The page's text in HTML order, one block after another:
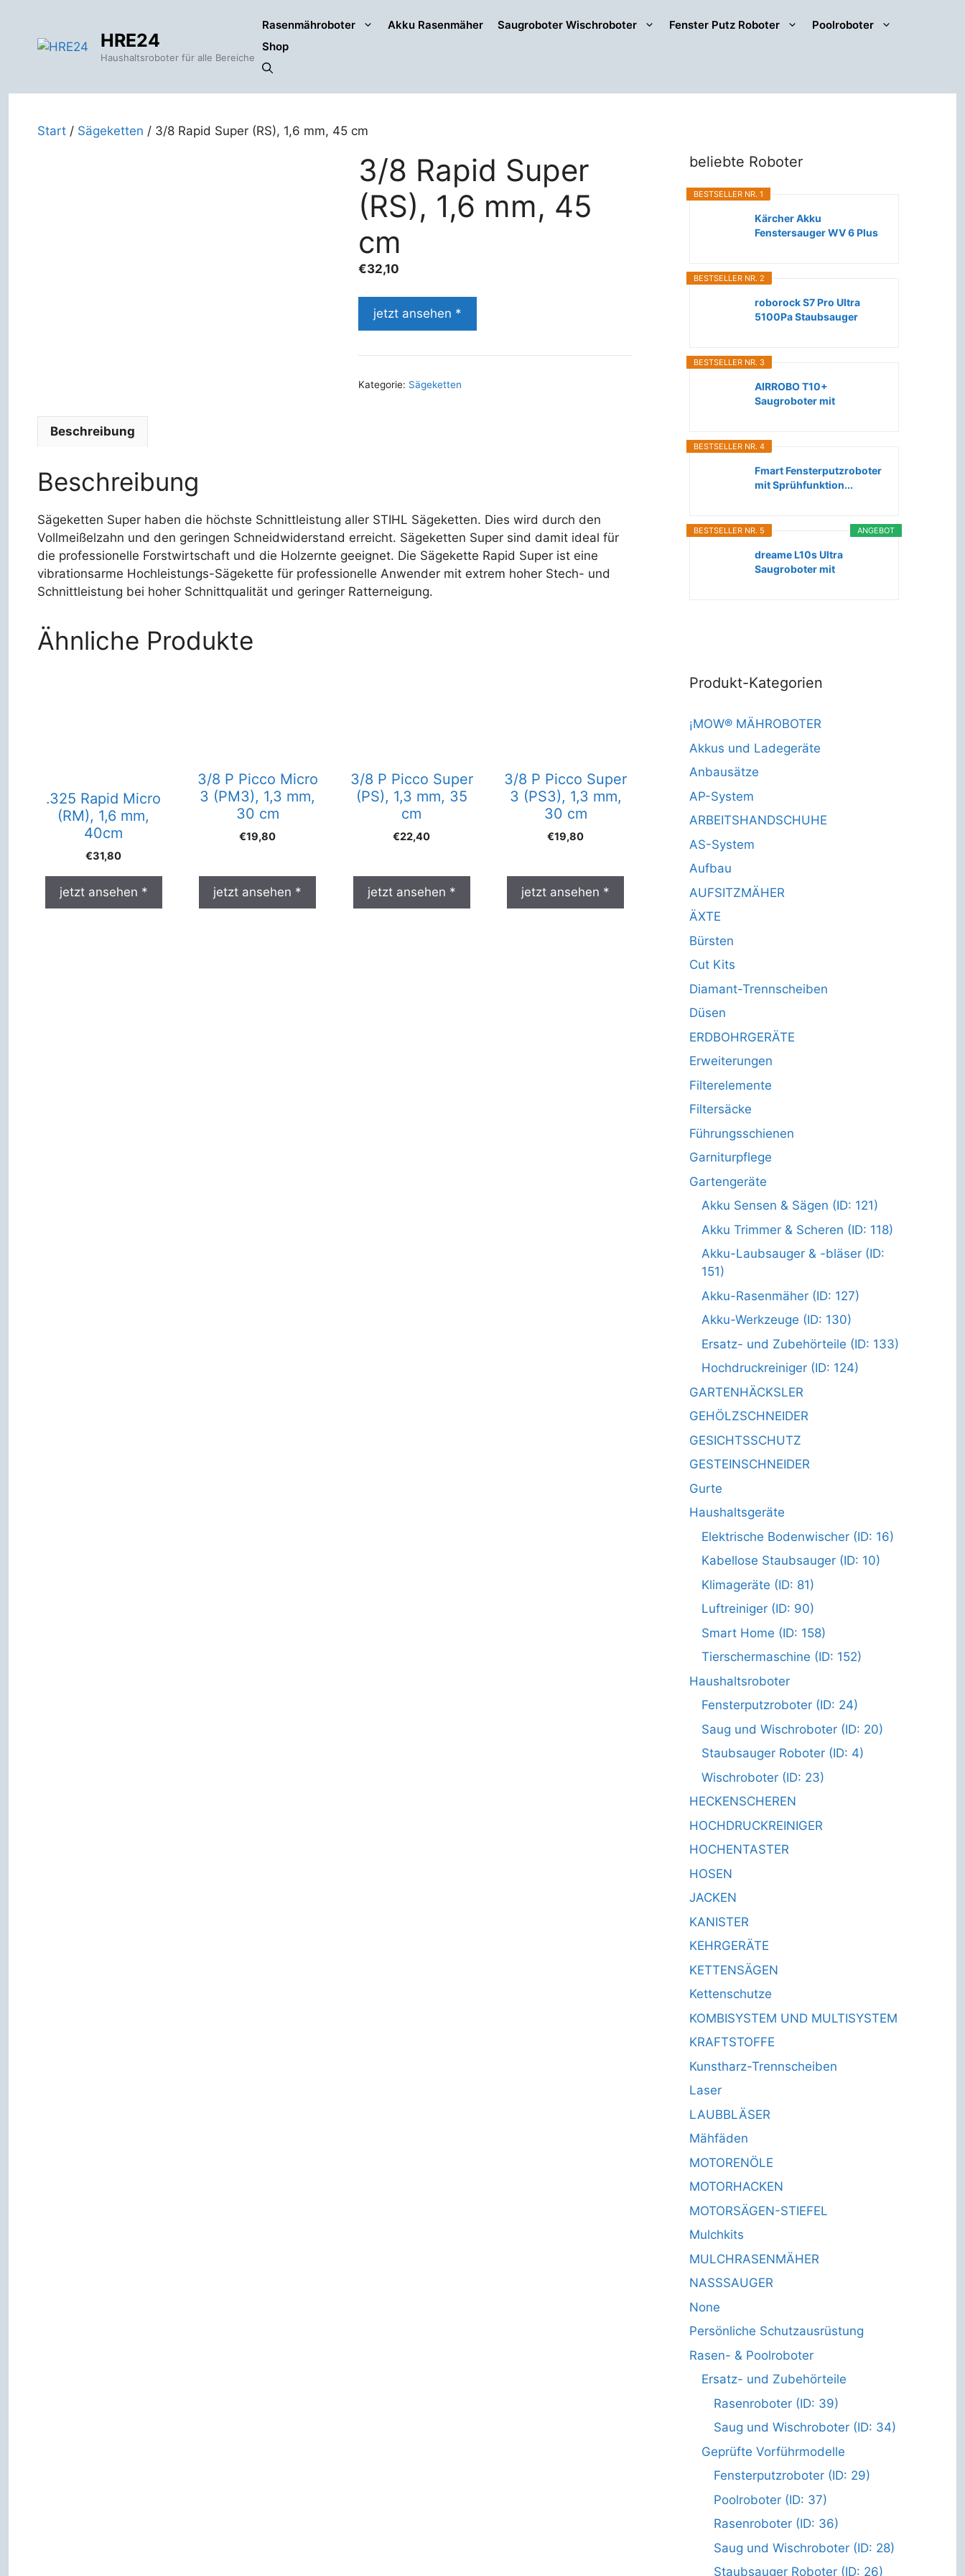
springen
HRE24
Haushaltsroboter für alle Bereiche
Rasenmähroboter Akku Rasenmäher Saugroboter Wischroboter Fenster Putz Roboter
Poolroboter
Shop
Start / Sägeketten / 3/8 Rapid Super (RS), 1,6 mm, 45 cm
3/8 Rapid Super
(RS), 1,6 mm, 45
cm
€32,10
jetzt ansehen *
Kategorie: Sägeketten
Beschreibung
Beschreibung
Sägeketten Super haben die höchste Schnittleistung aller STIHL Sägeketten. Dies wird durch den
Vollmeißelzahn und den geringen Schneidwiderstand erreicht. Sägeketten Super sind damit ideal für
die professionelle Forstwirtschaft und die Holzernte geeignet. Die Sägekette Rapid Super ist eine
vibrationsarme Hochleistungs-Sägekette für professionelle Anwender mit extrem hoher Stech- und
Schnittleistung bei hoher Schnittqualität und geringer Ratterneigung.
Ähnliche Produkte
.325 Rapid Micro
(RM), 1,6 mm,
40cm
€31,80
jetzt ansehen *
3/8 P Picco Micro
3 (PM3), 1,3 mm,
30 cm
€19,80
jetzt ansehen *
3/8 P Picco Super
(PS), 1,3 mm, 35
cm
€22,40
jetzt ansehen *
3/8 P Picco Super
3 (PS3), 1,3 mm,
30 cm
€19,80
jetzt ansehen *
beliebte Roboter
BESTSELLER NR. 1
Kärcher Akku
Fenstersauger WV 6 Plus
BESTSELLER NR. 2
roborock S7 Pro Ultra
5100Pa Staubsauger
BESTSELLER NR. 3
AIRROBO T10+
Saugroboter mit
BESTSELLER NR. 4
Fmart Fensterputzroboter
mit Sprühfunktion...
ANGEBOT
BESTSELLER NR. 5
dreame L10s Ultra
Saugroboter mit
Produkt-Kategorien
¡MOW® MÄHROBOTER
Akkus und Ladegeräte
Anbausätze
AP-System
ARBEITSHANDSCHUHE
AS-System
Aufbau
AUFSITZMÄHER
ÄXTE
Bürsten
Cut Kits
Diamant-Trennscheiben
Düsen
ERDBOHRGERÄTE
Erweiterungen
Filterelemente
Filtersäcke
Führungsschienen
Garniturpflege
Gartengeräte
Akku Sensen & Sägen (ID: 121)
Akku Trimmer & Scheren (ID: 118)
Akku-Laubsauger & -bläser (ID:
151)
Akku-Rasenmäher (ID: 127)
Akku-Werkzeuge (ID: 130)
Ersatz- und Zubehörteile (ID: 133)
Hochdruckreiniger (ID: 124)
GARTENHÄCKSLER
GEHÖLZSCHNEIDER
GESICHTSSCHUTZ
GESTEINSCHNEIDER
Gurte
Haushaltsgeräte
Elektrische Bodenwischer (ID: 16)
Kabellose Staubsauger (ID: 10)
Klimageräte (ID: 81)
Luftreiniger (ID: 90)
Smart Home (ID: 158)
Tierschermaschine (ID: 152)
Haushaltsroboter
Fensterputzroboter (ID: 24)
Saug und Wischroboter (ID: 20)
Staubsauger Roboter (ID: 4)
Wischroboter (ID: 23)
HECKENSCHEREN
HOCHDRUCKREINIGER
HOCHENTASTER
HOSEN
JACKEN
KANISTER
KEHRGERÄTE
KETTENSÄGEN
Kettenschutze
KOMBISYSTEM UND MULTISYSTEM
KRAFTSTOFFE
Kunstharz-Trennscheiben
Laser
LAUBBLÄSER
Mähfäden
MOTORENÖLE
MOTORHACKEN
MOTORSÄGEN-STIEFEL
Mulchkits
MULCHRASENMÄHER
NASSSAUGER
None
Persönliche Schutzausrüstung
Rasen- & Poolroboter
Ersatz- und Zubehörteile
Rasenroboter (ID: 39)
Saug und Wischroboter (ID: 34)
Geprüfte Vorführmodelle
Fensterputzroboter (ID: 29)
Poolroboter (ID: 37)
Rasenroboter (ID: 36)
Saug und Wischroboter (ID: 28)
Staubsauger Roboter (ID: 26)